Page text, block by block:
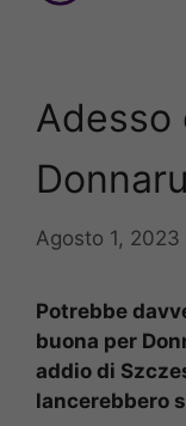
Adesso
Agosto 1, 2023
Potrebbe
buona per
addio di
lancerebbero